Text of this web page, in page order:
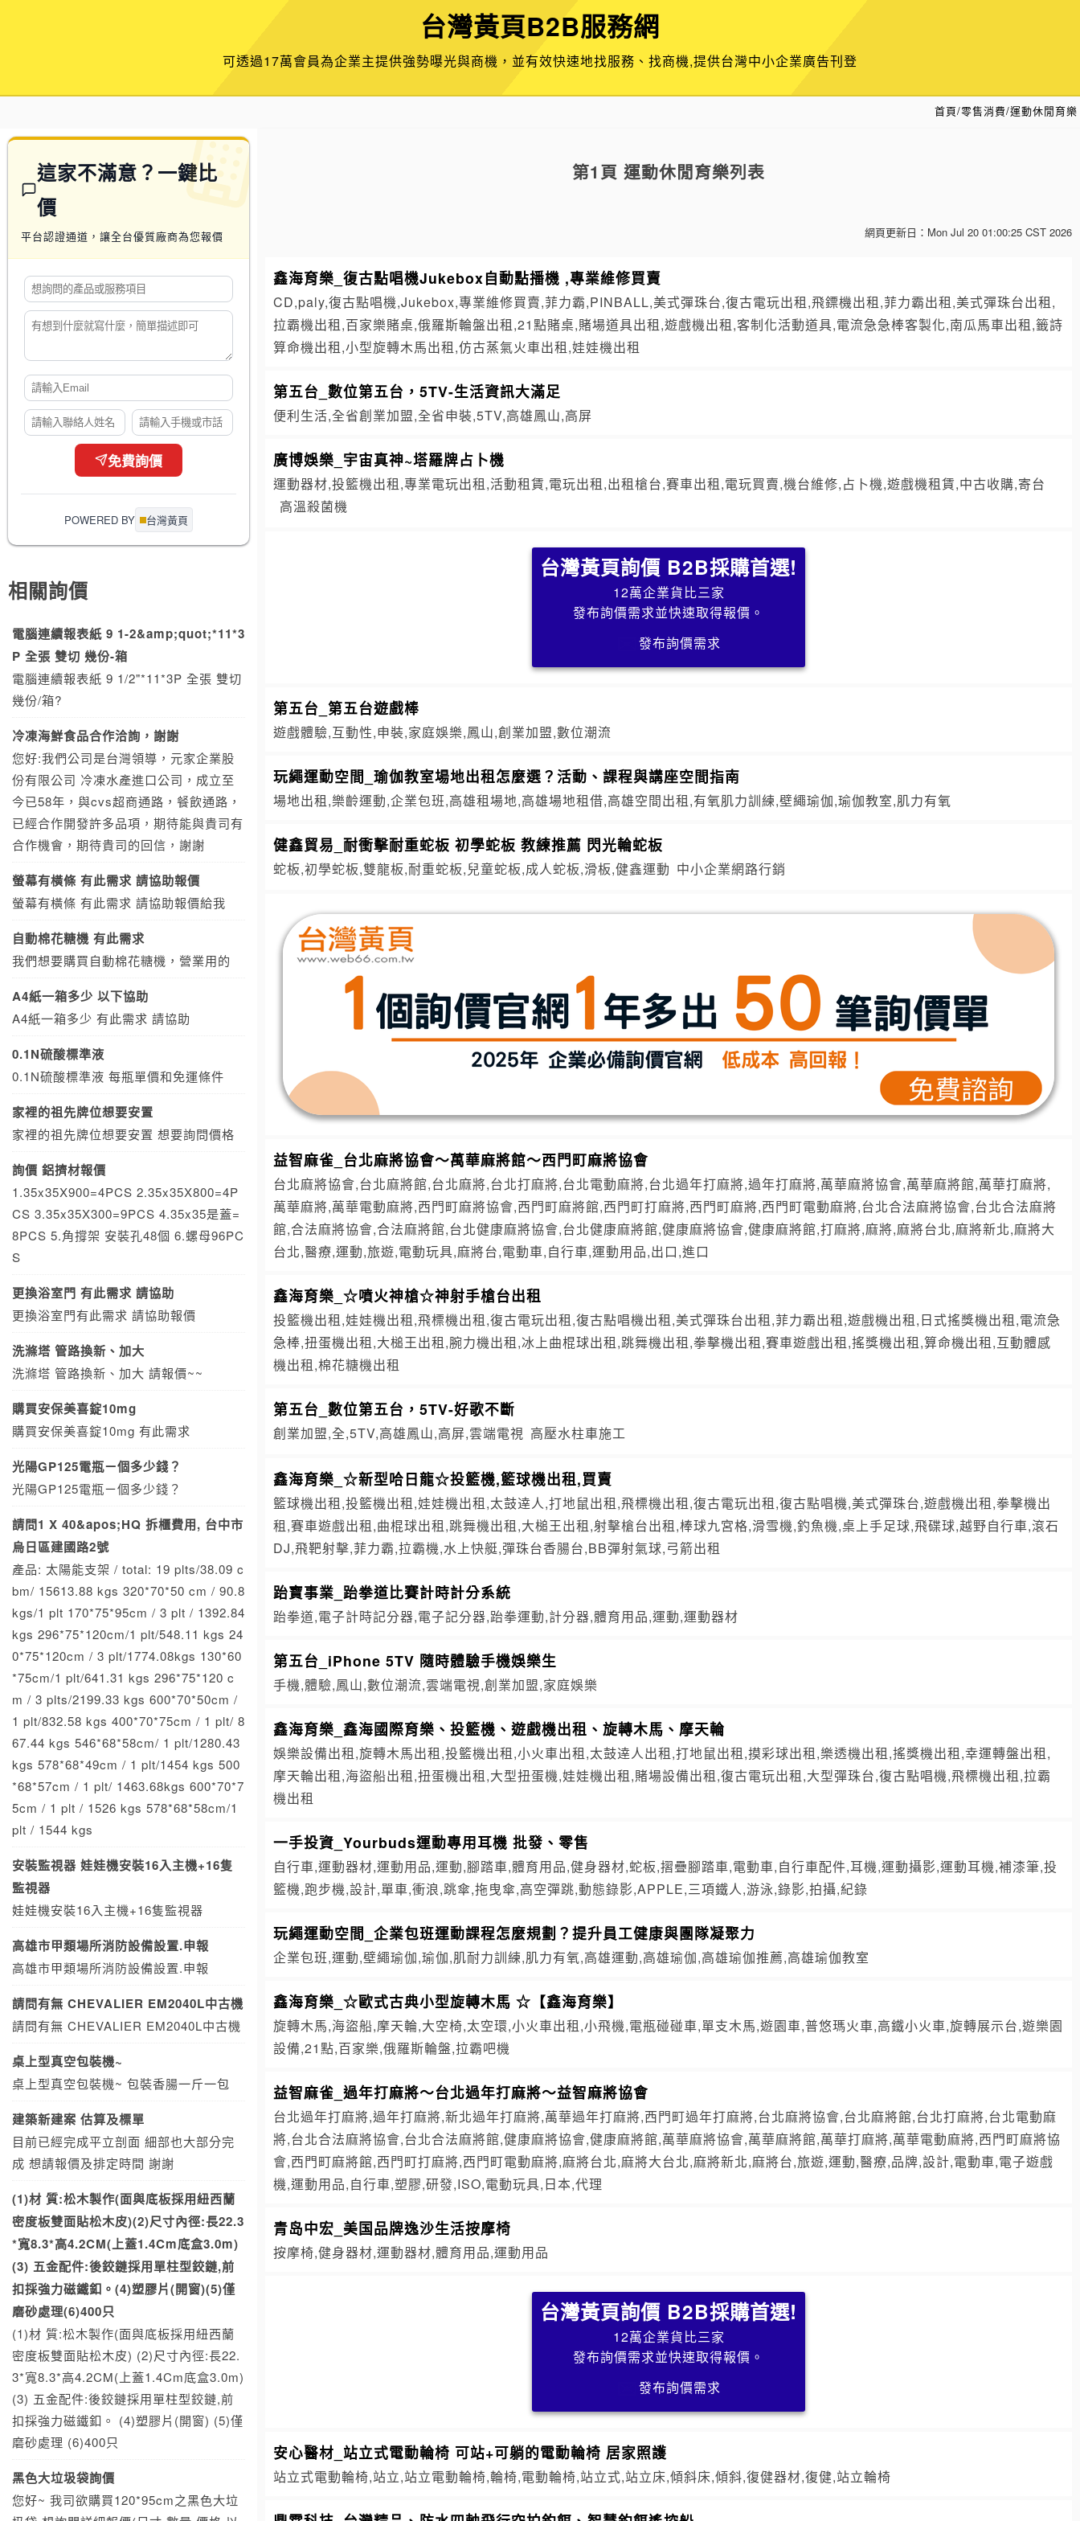
台灣黃頁B2B服務網
可透過17萬會員為企業主提供強勢曝光與商機，並有效快速地找服務、找商機,提供台灣中小企業廣告刊登
首頁/零售消費/運動休閒育樂
第1頁 運動休閒育樂列表
網頁更新日： Mon Jul 20 01:00:25 CST 2026
鑫海育樂_復古點唱機Jukebox自動點播機 ,專業維修買賣
CD,paly,復古點唱機,Jukebox,專業維修買賣,菲力霸,PINBALL,美式彈珠台,復古電玩出租,飛鏢機出租,菲力霸出租,美式彈珠台出租,
拉霸機出租,百家樂賭桌,俄羅斯輪盤出租,21點賭桌,賭場道具出租,遊戲機出租,客制化活動道具,電流急急棒客製化,南瓜馬車出租,籤詩
算命機出租,小型旋轉木馬出租,仿古蒸氣火車出租,娃娃機出租
第五台_數位第五台，5TV-生活資訊大滿足
便利生活,全省創業加盟,全省申裝,5TV,高雄鳳山,高屏
廣博娛樂_宇宙真神~塔羅牌占卜機
運動器材,投籃機出租,專業電玩出租,活動租賃,電玩出租,出租槍台,賽車出租,電玩買賣,機台維修,占卜機,遊戲機租賃,中古收購,寄台
高溫殺菌機
台灣黃頁詢價 B2B採購首選!
12萬企業貨比三家
發布詢價需求並快速取得報價。
發布詢價需求
第五台_第五台遊戲棒
遊戲體驗,互動性,申裝,家庭娛樂,鳳山,創業加盟,數位潮流
玩繩運動空間_瑜伽教室場地出租怎麼選？活動、課程與講座空間指南
場地出租,樂齡運動,企業包班,高雄租場地,高雄場地租借,高雄空間出租,有氧肌力訓練,壁繩瑜伽,瑜伽教室,肌力有氧
健鑫貿易_耐衝擊耐重蛇板 初學蛇板 教練推薦 閃光輪蛇板
蛇板,初學蛇板,雙龍板,耐重蛇板,兒童蛇板,成人蛇板,滑板,健鑫運動 中小企業網路行銷
益智麻雀_台北麻將協會～萬華麻將館～西門町麻將協會
台北麻將協會,台北麻將館,台北麻將,台北打麻將,台北電動麻將,台北過年打麻將,過年打麻將,萬華麻將協會,萬華麻將館,萬華打麻將,
萬華麻將,萬華電動麻將,西門町麻將協會,西門町麻將館,西門町打麻將,西門町麻將,西門町電動麻將,台北合法麻將協會,台北合法麻將
館,合法麻將協會,合法麻將館,台北健康麻將協會,台北健康麻將館,健康麻將協會,健康麻將館,打麻將,麻將,麻將台北,麻將新北,麻將大
台北,醫療,運動,旅遊,電動玩具,麻將台,電動車,自行車,運動用品,出口,進口
鑫海育樂_☆噴火神槍☆神射手槍台出租
投籃機出租,娃娃機出租,飛標機出租,復古電玩出租,復古點唱機出租,美式彈珠台出租,菲力霸出租,遊戲機出租,日式搖獎機出租,電流急
急棒,扭蛋機出租,大槌王出租,腕力機出租,冰上曲棍球出租,跳舞機出租,拳擊機出租,賽車遊戲出租,搖獎機出租,算命機出租,互動體感
機出租,棉花糖機出租
第五台_數位第五台，5TV-好歌不斷
創業加盟,全,5TV,高雄鳳山,高屏,雲端電視 高壓水柱車施工
鑫海育樂_☆新型哈日龍☆投籃機,籃球機出租,買賣
籃球機出租,投籃機出租,娃娃機出租,太鼓逹人,打地鼠出租,飛標機出租,復古電玩出租,復古點唱機,美式彈珠台,遊戲機出租,拳擊機出
租,賽車遊戲出租,曲棍球出租,跳舞機出租,大槌王出租,射擊槍台出租,棒球九宮格,滑雪機,釣魚機,桌上手足球,飛碟球,越野自行車,滾石
DJ,飛靶射擊,菲力霸,拉霸機,水上快艇,彈珠台香腸台,BB彈射氣球,弓箭出租
跆寶事業_跆拳道比賽計時計分系統
跆拳道,電子計時記分器,電子記分器,跆拳運動,計分器,體育用品,運動,運動器材
第五台_iPhone 5TV 隨時體驗手機娛樂生
手機,體驗,鳳山,數位潮流,雲端電視,創業加盟,家庭娛樂
鑫海育樂_鑫海國際育樂、投籃機、遊戲機出租、旋轉木馬、摩天輪
娛樂設備出租,旋轉木馬出租,投籃機出租,小火車出租,太鼓逹人出租,打地鼠出租,摸彩球出租,樂透機出租,搖獎機出租,幸運轉盤出租,
摩天輪出租,海盜船出租,扭蛋機出租,大型扭蛋機,娃娃機出租,賭場設備出租,復古電玩出租,大型彈珠台,復古點唱機,飛標機出租,拉霸
機出租
一手投資_Yourbuds運動專用耳機 批發、零售
自行車,運動器材,運動用品,運動,腳踏車,體育用品,健身器材,蛇板,摺疊腳踏車,電動車,自行車配件,耳機,運動攝影,運動耳機,補漆筆,投
籃機,跑步機,設計,單車,衝浪,跳傘,拖曳傘,高空彈跳,動態錄影,APPLE,三項鐵人,游泳,錄影,拍攝,紀錄
玩繩運動空間_企業包班運動課程怎麼規劃？提升員工健康與團隊凝聚力
企業包班,運動,壁繩瑜伽,瑜伽,肌耐力訓練,肌力有氧,高雄運動,高雄瑜伽,高雄瑜伽推薦,高雄瑜伽教室
鑫海育樂_☆歐式古典小型旋轉木馬 ☆【鑫海育樂】
旋轉木馬,海盜船,摩天輪,大空椅,太空環,小火車出租,小飛機,電瓶碰碰車,單支木馬,遊園車,普悠瑪火車,高鐵小火車,旋轉展示台,遊樂園
設備,21點,百家樂,俄羅斯輪盤,拉霸吧機
益智麻雀_過年打麻將～台北過年打麻將～益智麻將協會
台北過年打麻將,過年打麻將,新北過年打麻將,萬華過年打麻將,西門町過年打麻將,台北麻將協會,台北麻將館,台北打麻將,台北電動麻
將,台北合法麻將協會,台北合法麻將館,健康麻將協會,健康麻將館,萬華麻將協會,萬華麻將館,萬華打麻將,萬華電動麻將,西門町麻將協
會,西門町麻將館,西門町打麻將,西門町電動麻將,麻將台北,麻將大台北,麻將新北,麻將台,旅遊,運動,醫療,品牌,設計,電動車,電子遊戲
機,運動用品,自行車,塑膠,研發,ISO,電動玩具,日本,代理
青岛中宏_美国品牌逸沙生活按摩椅
按摩椅,健身器材,運動器材,體育用品,運動用品
台灣黃頁詢價 B2B採購首選!
12萬企業貨比三家
發布詢價需求並快速取得報價。
發布詢價需求
安心醫材_站立式電動輪椅 可站+可躺的電動輪椅 居家照護
站立式電動輪椅,站立,站立電動輪椅,輪椅,電動輪椅,站立式,站立床,傾斜床,傾斜,復健器材,復健,站立輪椅
這家不滿意？一鍵比
價
平台認證通道，讓全台優質廠商為您報價
免費詢價
POWERED BY 台灣黃頁
相關詢價
電腦連續報表紙 9 1-2&amp;quot;*11*3
P 全張 雙切 幾份-箱
電腦連續報表紙 9 1/2"*11*3P 全張 雙切
幾份/箱?
冷凍海鮮食品合作洽詢，謝謝
您好:我們公司是台灣領導，元家企業股
份有限公司 冷凍水產進口公司，成立至
今已58年，與cvs超商通路，餐飲通路，
已經合作開發許多品項，期待能與貴司有
合作機會，期待貴司的回信，謝謝
螢幕有橫條 有此需求 請協助報價
螢幕有橫條 有此需求 請協助報價給我
自動棉花糖機 有此需求
我們想要購買自動棉花糖機，營業用的
A4紙一箱多少 以下協助
A4紙一箱多少 有此需求 請協助
0.1N硫酸標準液
0.1N硫酸標準液 每瓶單價和免運條件
家裡的祖先牌位想要安置
家裡的祖先牌位想要安置 想要詢問價格
詢價 鋁擠材報價
1.35x35X900=4PCS 2.35x35X800=4P
CS 3.35x35X300=9PCS 4.35x35是蓋=
8PCS 5.角撐架 安裝孔48個 6.螺母96PC
S
更換浴室門 有此需求 請協助
更換浴室門有此需求 請協助報價
洗滌塔 管路換新、加大
洗滌塔 管路換新、加大 請報價~~
購買安保美喜錠10mg
購買安保美喜錠10mg 有此需求
光陽GP125電瓶ㄧ個多少錢？
光陽GP125電瓶ㄧ個多少錢？
請問1 X 40&apos;HQ 拆櫃費用, 台中市
烏日區建國路2號
產品: 太陽能支架 / total: 19 plts/38.09 c
bm/ 15613.88 kgs 320*70*50 cm / 90.8
kgs/1 plt 170*75*95cm / 3 plt / 1392.84
kgs 296*75*120cm/1 plt/548.11 kgs 24
0*75*120cm / 3 plt/1774.08kgs 130*60
*75cm/1 plt/641.31 kgs 296*75*120 c
m / 3 plts/2199.33 kgs 600*70*50cm /
1 plt/832.58 kgs 400*70*75cm / 1 plt/ 8
67.44 kgs 546*68*58cm/ 1 plt/1280.43
kgs 578*68*49cm / 1 plt/1454 kgs 500
*68*57cm / 1 plt/ 1463.68kgs 600*70*7
5cm / 1 plt / 1526 kgs 578*68*58cm/1
plt / 1544 kgs
安裝監視器 娃娃機安裝16入主機+16隻
監視器
娃娃機安裝16入主機+16隻監視器
高雄市甲類場所消防設備設置.申報
高雄市甲類場所消防設備設置.申報
請問有無 CHEVALIER EM2040L中古機
請問有無 CHEVALIER EM2040L中古機
桌上型真空包裝機~
桌上型真空包裝機~ 包裝香腸一斤一包
建築新建案 估算及標單
目前已經完成平立剖面 細部也大部分完
成 想請報價及排定時間 謝謝
(1)材 質:松木製作(面與底板採用紐西蘭
密度板雙面貼松木皮)(2)尺寸內徑:長22.3
*寬8.3*高4.2CM(上蓋1.4Cm底盒3.0m)
(3) 五金配件:後鉸鏈採用單柱型鉸鏈,前
扣採強力磁鐵釦。(4)塑膠片(開窗)(5)僅
磨砂處理(6)400只
(1)材 質:松木製作(面與底板採用紐西蘭
密度板雙面貼松木皮) (2)尺寸內徑:長22.
3*寬8.3*高4.2CM(上蓋1.4Cm底盒3.0m)
(3) 五金配件:後鉸鏈採用單柱型鉸鏈,前
扣採強力磁鐵釦。 (4)塑膠片(開窗) (5)僅
磨砂處理 (6)400只
黑色大垃圾袋詢價
您好~ 我司欲購買120*95cm之黑色大垃